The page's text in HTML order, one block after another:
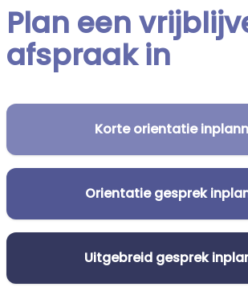
Plan een
afspraak in
Korte orientatie
Orientatie gesprek
Uitgebreid gesprek